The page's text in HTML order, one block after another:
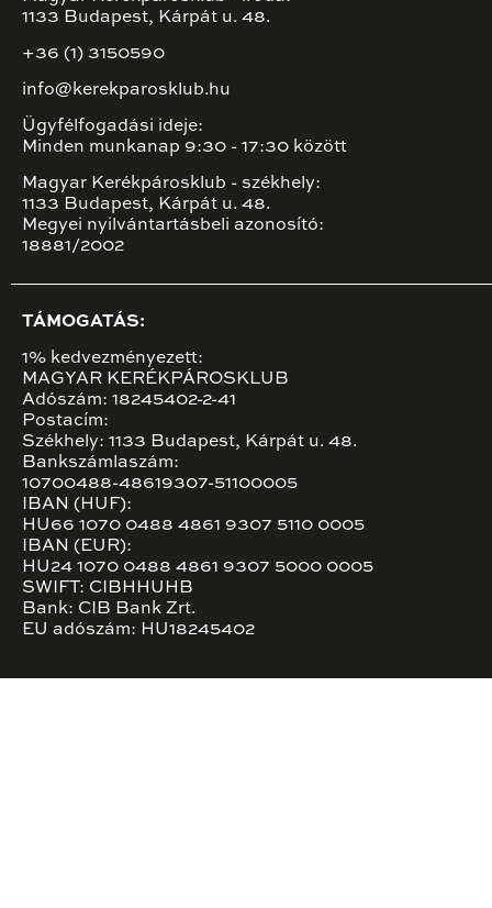
1133 Budapest, Kárpát u. 48.
+36 (1) 3150590
info@kerekparosklub.hu
Ügyfélfogadási ideje:
Minden munkanap 9:30 - 17:30 között
Magyar Kerékpárosklub - székhely:
1133 Budapest, Kárpát u. 48.
Megyei nyilvántartásbeli azonosító:
18881/2002
TÁMOGATÁS:
1% kedvezményezett:
MAGYAR KERÉKPÁROSKLUB
Adószám: 18245402-2-41
Postacím:
Székhely: 1133 Budapest, Kárpát u. 48.
Bankszámlaszám:
10700488-48619307-51100005
IBAN (HUF):
HU66 1070 0488 4861 9307 5110 0005
IBAN (EUR):
HU24 1070 0488 4861 9307 5000 0005
SWIFT: CIBHHUHB
Bank: CIB Bank Zrt.
EU adószám: HU18245402